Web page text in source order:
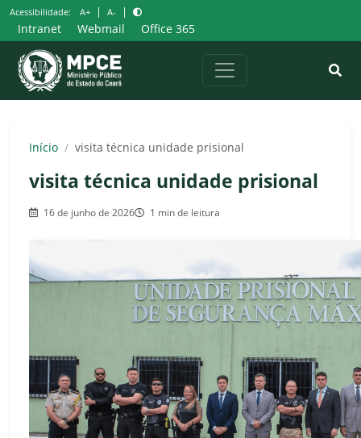
Pular
para
o
conteúdo
Acessibilidade: A+ | A- |
Intranet Webmail Office 365
Início / visita técnica unidade prisional
visita técnica unidade prisional
16 de junho de 2026 1 min de leitura